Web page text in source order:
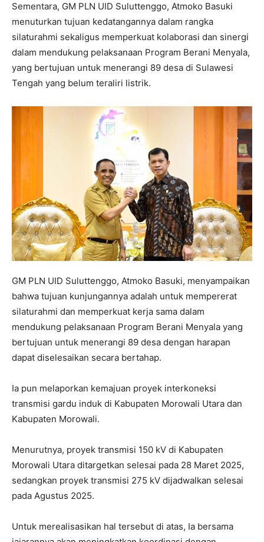
Sementara, GM PLN UID Suluttenggo, Atmoko Basuki
menuturkan tujuan kedatangannya dalam rangka
silaturahmi sekaligus memperkuat kolaborasi dan sinergi
dalam mendukung pelaksanaan Program Berani Menyala,
yang bertujuan untuk menerangi 89 desa di Sulawesi
Tengah yang belum teraliri listrik.
GM PLN UID Suluttenggo, Atmoko Basuki, menyampaikan
bahwa tujuan kunjungannya adalah untuk mempererat
silaturahmi dan memperkuat kerja sama dalam
mendukung pelaksanaan Program Berani Menyala yang
bertujuan untuk menerangi 89 desa dengan harapan
dapat diselesaikan secara bertahap.
Ia pun melaporkan kemajuan proyek interkoneksi
transmisi gardu induk di Kabupaten Morowali Utara dan
Kabupaten Morowali.
Menurutnya, proyek transmisi 150 kV di Kabupaten
Morowali Utara ditargetkan selesai pada 28 Maret 2025,
sedangkan proyek transmisi 275 kV dijadwalkan selesai
pada Agustus 2025.
Untuk merealisasikan hal tersebut di atas, Ia bersama